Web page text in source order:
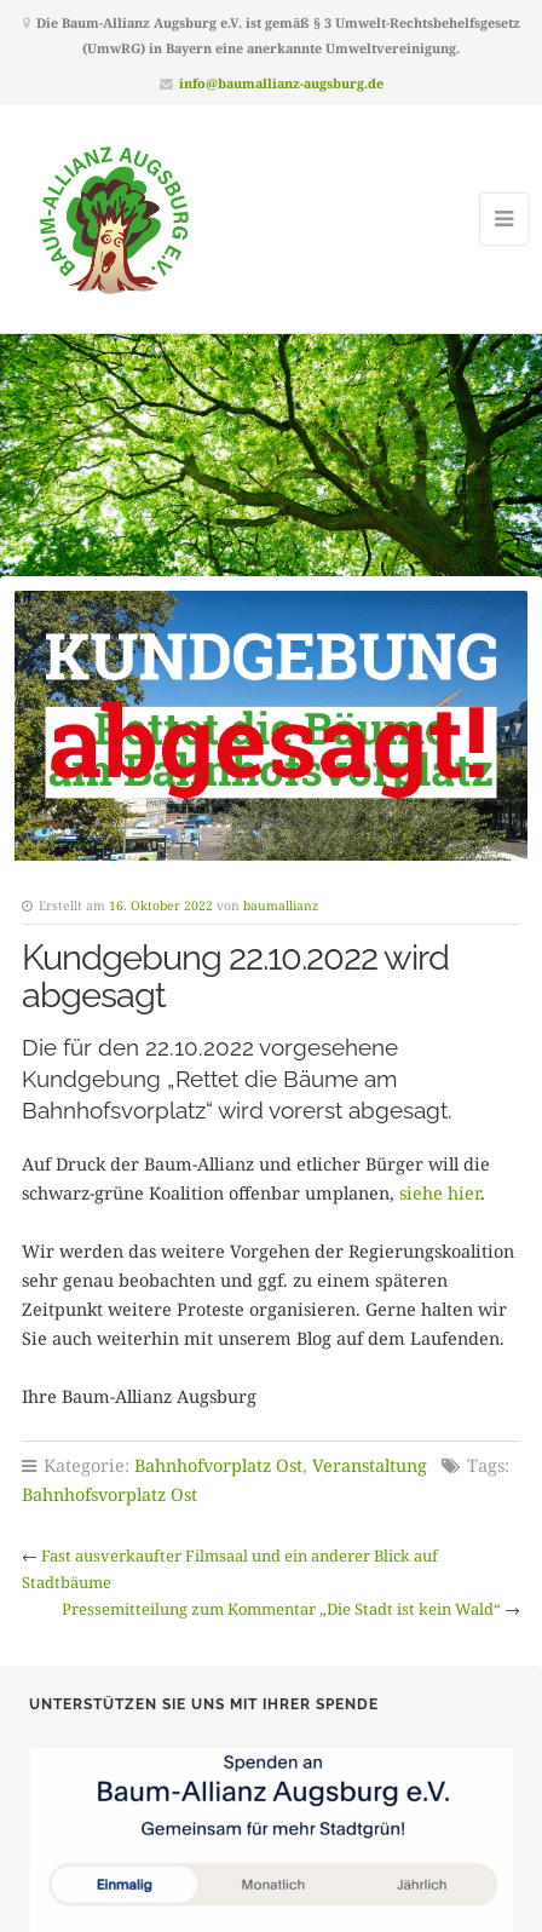
Die Baum-Allianz Augsburg e.V. ist gemäß § 3 Umwelt-Rechtsbehelfsgesetz
(UmwRG) in Bayern eine anerkannte Umweltvereinigung.
info@baumallianz-augsburg.de
Erstellt am 16. Oktober 2022 von baumallianz
Kundgebung 22.10.2022 wird
abgesagt
Die für den 22.10.2022 vorgesehene
Kundgebung „Rettet die Bäume am
Bahnhofsvorplatz“ wird vorerst abgesagt.
Auf Druck der Baum-Allianz und etlicher Bürger will die
schwarz-grüne Koalition offenbar umplanen, siehe hier.
Wir werden das weitere Vorgehen der Regierungskoalition
sehr genau beobachten und ggf. zu einem späteren
Zeitpunkt weitere Proteste organisieren. Gerne halten wir
Sie auch weiterhin mit unserem Blog auf dem Laufenden.
Ihre Baum-Allianz Augsburg
Kategorie: Bahnhofvorplatz Ost, Veranstaltung
Tags:
Bahnhofsvorplatz Ost
← Fast ausverkaufter Filmsaal und ein anderer Blick auf
Stadtbäume
Pressemitteilung zum Kommentar „Die Stadt ist kein Wald“ →
UNTERSTÜTZEN SIE UNS MIT IHRER SPENDE